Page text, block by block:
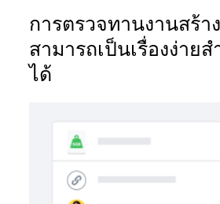
การตรวจทานงานสร้า
สามารถเป็นเรื่องง่าย
ได้